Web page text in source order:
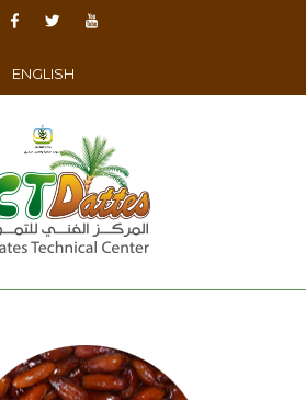
ENGLISH